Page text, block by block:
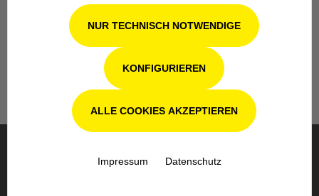
Unsere Fachwerkstatt für Garten-, Forst-
und Landtechnik- Geräte in Odenthal bei
Köln steht Ihnen auch nach dem Kauf mit
Rat und Tat zur Seite.
BESTELLUNG & VERSAND
NUR TECHNISCH NOTWENDIGE
KONFIGURIEREN
ALLE COOKIES AKZEPTIEREN
Impressum Datenschutz